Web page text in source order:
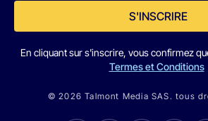
S'INSCRIRE
En cliquant sur s'inscrire, vous confirmez
Termes et Conditions
© 2026 Talmont Media SAS. tous